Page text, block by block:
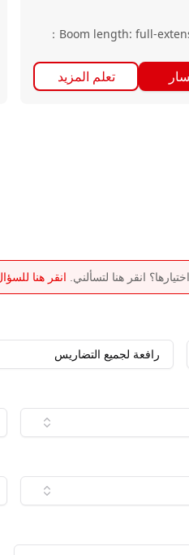
Boom length: full-
：
تعلم المزيد
انقر هنا لتسألني. انقر هنا
رافعة لجميع التضاريس